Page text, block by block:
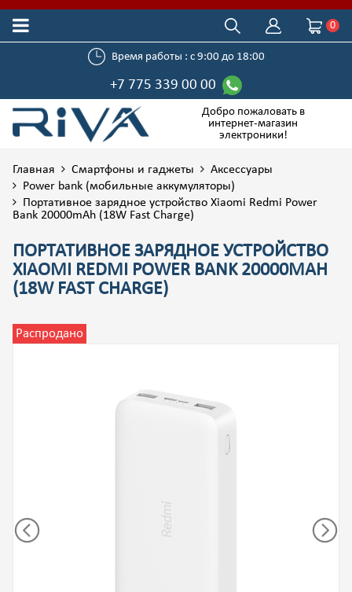
0
Время работы : с 9:00 до 18:00
+7 775 339 00 00
Добро пожаловать в
интернет-магазин
электроники!
Главная Смартфоны и гаджеты
Аксессуары
Power bank (мобильные аккумуляторы)
Портативное зарядное устройство Xiaomi Redmi Power
Bank 20000mAh (18W Fast Charge)
ПОРТАТИВНОЕ ЗАРЯДНОЕ УСТРОЙСТВО
XIAOMI REDMI POWER BANK 20000MAH
(18W FAST CHARGE)
Распродано